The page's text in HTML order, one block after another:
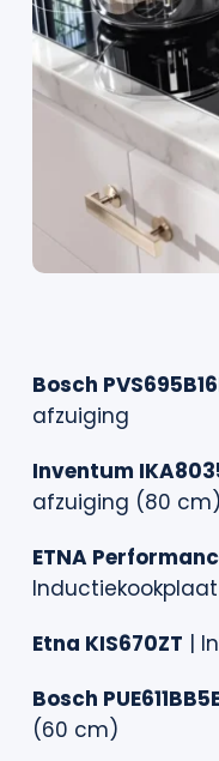
Bosch
afzuiging
Inventum
afzuiging (80 cm)
ETNA
Etna KIS670ZT |
Bosch
(60 cm)